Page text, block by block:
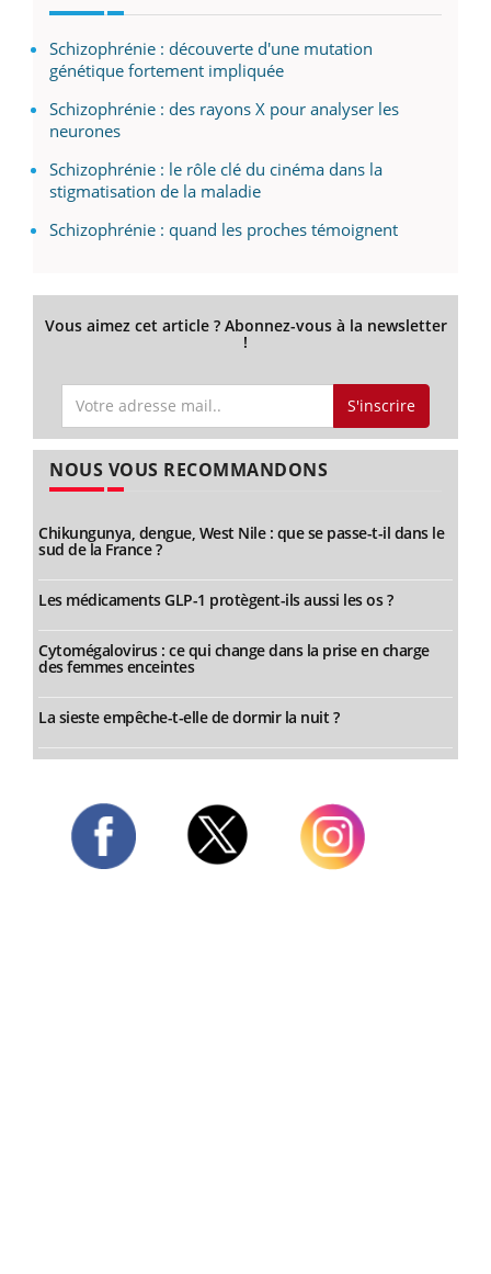
Schizophrénie : découverte d'une mutation
génétique fortement impliquée
Schizophrénie : des rayons X pour analyser les
neurones
Schizophrénie : le rôle clé du cinéma dans la
stigmatisation de la maladie
Schizophrénie : quand les proches témoignent
Vous aimez cet article ? Abonnez-vous à la newsletter
!
S'inscrire
NOUS VOUS RECOMMANDONS
Chikungunya, dengue, West Nile : que se passe-t-il dans le
sud de la France ?
Les médicaments GLP-1 protègent-ils aussi les os ?
Cytomégalovirus : ce qui change dans la prise en charge
des femmes enceintes
La sieste empêche-t-elle de dormir la nuit ?